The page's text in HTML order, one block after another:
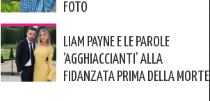
FOTO
LIAM PAYNE E LE PAROLE
‘AGGHIACCIANTI’ ALLA
FIDANZATA PRIMA DELLA MORTE